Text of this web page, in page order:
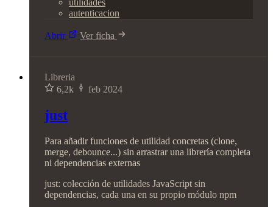
utilidades
autenticacion
Abrir Ver ficha
Libreria
6,2k
feb 2024
just
Para añadir funciones de utilidad concretas (clone,
merge, debounce...) sin arrastrar una librería completa
ni dependencias externas
just: colección de utilidades JavaScript sin
dependencias, cada una en su propio módulo npm